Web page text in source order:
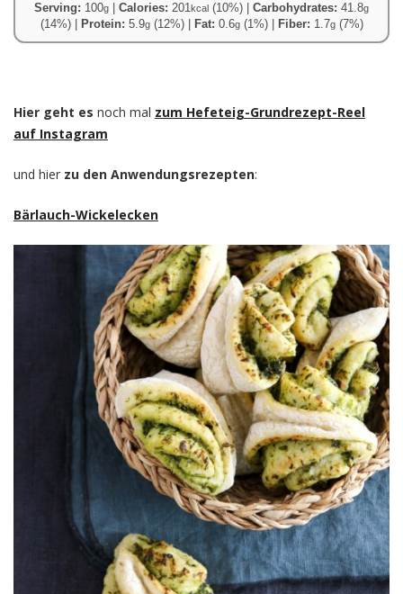
Serving: 100g Calories: 201 kcal (10%) Carbohydrates: 41.8g
(14%)| Protein: 5.9g(12%)| Fat: 0.6g(1%)| Fiber: 1.7g(7%)
Hier geht es noch mal zum Hefeteig-Grundrezept-Reel
auf Instagram
und hier zu den Anwendungsrezepten:
Bärlauch-Wickelecken